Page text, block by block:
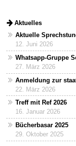
Aktuelles
Aktuelle
12. Juni 2026
Whatsapp-Gruppe
27. März 2026
Anmeldung zur
22. März 2026
Treff mit Ref 2026
16. Januar 2026
Bücherbasar 2025
29. Oktober 2025